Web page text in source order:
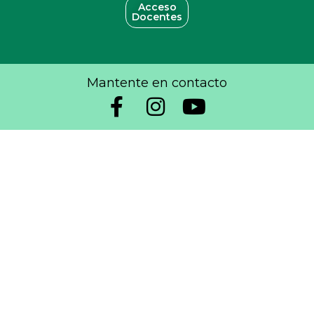
Acceso
Docentes
Mantente en contacto